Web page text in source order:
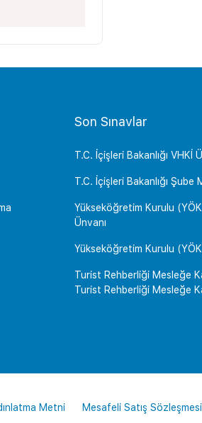
Son Sınavlar
T.C. İçişleri Bakanlığı VHKİ
T.C. İçişleri Bakanlığı Şube
Yükseköğretim Kurulu
Ünvanı
Yükseköğretim Kurulu
Turist Rehberliği Mesleğe
Turist Rehberliği Mesleğe
Metni Mesafeli Satış Sözleşmesi